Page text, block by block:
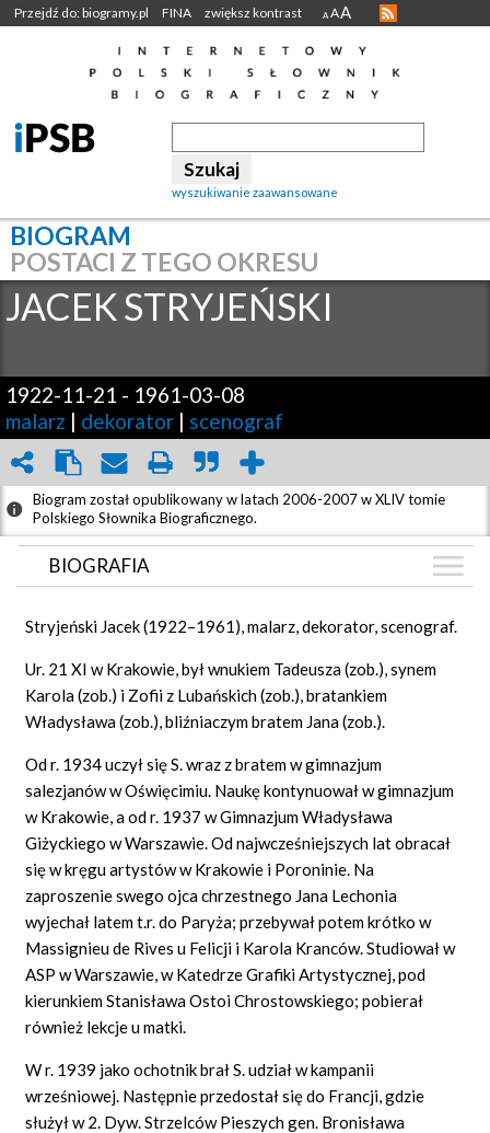
Przejdź do: biogramy.pl FINA zwiększ kontrast A AA
wyszukiwanie zaawansowane
BIOGRAM
POSTACI Z TEGO OKRESU
JACEKSTRYJEŃSKI
1922-11-21 - 1961-03-08
malarz | dekorator | scenograf
Biogram został opublikowany w latach 2006-2007 w XLIV tomie
Polskiego Słownika Biograficznego.
BIOGRAFIA
DYSKUSJA
Mapa
Stryjeński Jacek (1922–1961), malarz, dekorator, scenograf.
Ur. 21 XI w Krakowie, był wnukiem Tadeusza (zob.), synem
Karola (zob.) i Zofii z Lubańskich (zob.), bratankiem
Władysława (zob.), bliźniaczym bratem Jana (zob.).
Od r. 1934 uczył się S. wraz z bratem w gimnazjum
salezjanów w Oświęcimiu. Naukę kontynuował w gimnazjum
w Krakowie, a od r. 1937 w Gimnazjum Władysława
Giżyckiego w Warszawie. Od najwcześniejszych lat obracał
się w kręgu artystów w Krakowie i Poroninie. Na
zaproszenie swego ojca chrzestnego Jana Lechonia
wyjechał latem t.r. do Paryża; przebywał potem krótko w
Massignieu de Rives u Felicji i Karola Kranców. Studiował w
ASP w Warszawie, w Katedrze Grafiki Artystycznej, pod
kierunkiem Stanisława Ostoi Chrostowskiego; pobierał
również lekcje u matki.
W r. 1939 jako ochotnik brał S. udział w kampanii
wrześniowej. Następnie przedostał się do Francji, gdzie
służył w 2. Dyw. Strzelców Pieszych gen. Bronisława